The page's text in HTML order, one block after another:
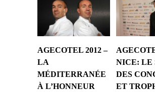
AGECOTEL 2012 –
LA
MÉDITERRANÉE
À L’HONNEUR
NICE: LE
DES
ET